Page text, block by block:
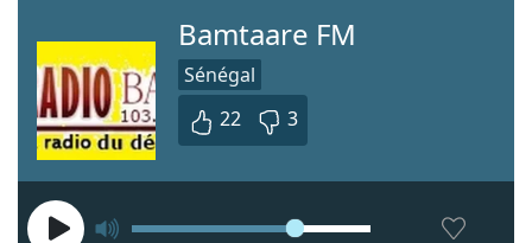
Bamtaare FM
Sénégal
22
3